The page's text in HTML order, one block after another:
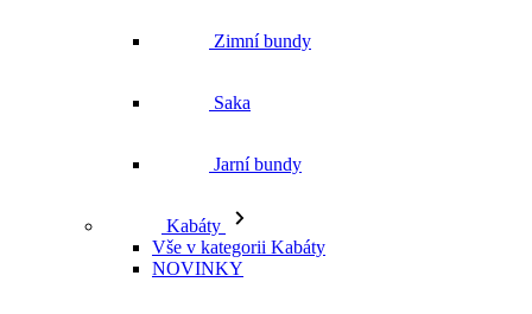
Zimní bundy
Saka
Jarní bundy
Kabáty
Vše v kategorii Kabáty
NOVINKY